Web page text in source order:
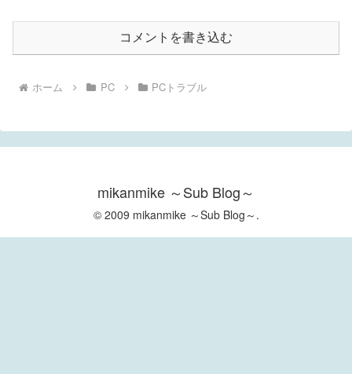
コメントを書き込む
ホーム PC PCトラブル
mikanmike ～Sub Blog～
© 2009 mikanmike ～Sub Blog～.